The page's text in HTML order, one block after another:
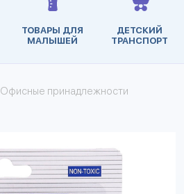
ТОВАРЫ ДЛЯ
МАЛЫШЕЙ
ДЕТСКИЙ
ТРАНСПОРТ
Офисные принадлежности